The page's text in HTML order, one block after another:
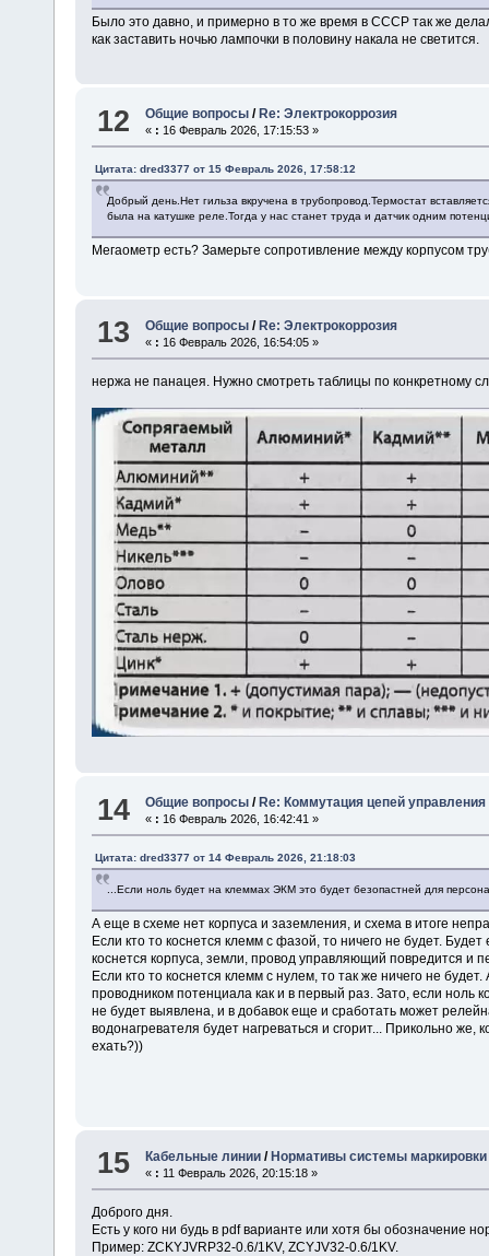
Было это давно, и примерно в то же время в СССР так же
как заставить ночью лампочки в половину накала не светится.
12 Общие вопросы / Re: Электрокоррозия
« : 16 Февраль 2026, 17:15:53 »
Цитата: dred3377 от 15 Февраль 2026, 17:58:12
Добрый день.Нет гильза вкручена в трубопровод.Термостат
была на катушке реле.Тогда у нас станет труда и датчик одним
Мегаометр есть? Замерьте сопротивление между корпусом
13 Общие вопросы /Re: Электрокоррозия
« : 16 Февраль 2026, 16:54:05 »
нержа не панацея. Нужно смотреть таблицы по конкретному
14 Общие вопросы / Re: Коммутация цепей управления
« : 16 Февраль 2026, 16:42:41 »
Цитата: dred3377 от 14 Февраль 2026, 21:18:03
...Если ноль будет на клеммах ЭКМ это будет безопастней для
А еще в схеме нет корпуса и заземления, и схема в итоге
Если кто то коснется клемм с фазой, то ничего не будет.
коснется корпуса, земли, провод управляющий повредится и
Если кто то коснется клемм с нулем, то так же ничего не
проводником потенциала как и в первый раз. Зато, если ноль
не будет выявлена, и в добавок еще и сработать может
водонагревателя будет нагреваться и сгорит... Прикольно же,
ехать?))
15 Кабельные линии /Нормативы системы маркировки
« : 11 Февраль 2026, 20:15:18 »
Доброго дня.
Есть у кого ни будь в pdf варианте или хотя бы обозначение
Пример: ZCKYJVRP32-0.6/1KV, ZCYJV32-0.6/1KV.